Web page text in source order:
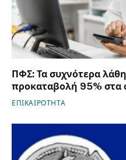
ΠΦΣ: Τα συχνότερα
προκαταβολή 95% στα
ΕΠΙΚΑΙΡΟΤΗΤΑ